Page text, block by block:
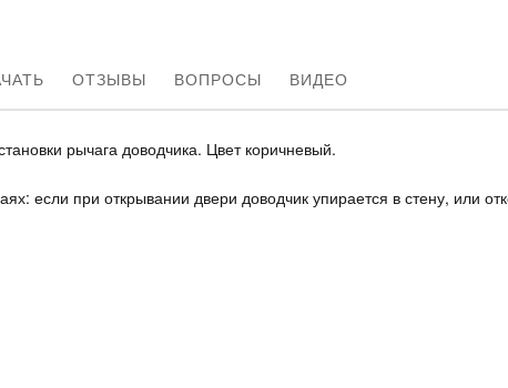
ОТЗЫВЫ ВОПРОСЫ ВИДЕО
рычага доводчика. Цвет коричневый.
если при открывании двери доводчик упирается в стену, или